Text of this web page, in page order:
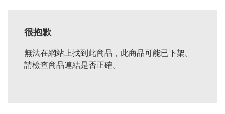
很抱歉
無法在網站上找到此商品，此商品可能已下架。
請檢查商品連結是否正確。